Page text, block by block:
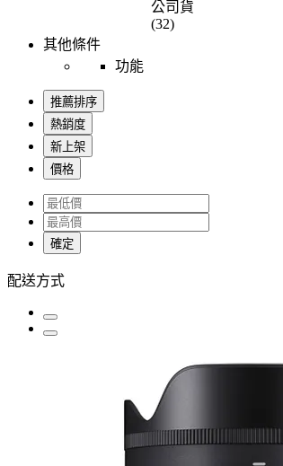
公司貨
(32)
其他條件
功能
推薦排序
熱銷度
新上架
價格
確定
配送方式